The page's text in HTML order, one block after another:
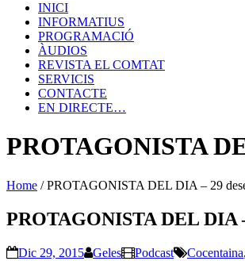
INICI
INFORMATIUS
PROGRAMACIÓ
ÀUDIOS
REVISTA EL COMTAT
SERVICIS
CONTACTE
EN DIRECTE…
PROTAGONISTA
Home /PROTAGONISTA DEL DIA – 29
PROTAGONISTA DEL DIA
Dic 29, 2015 Geles Podcast Cocentaina,